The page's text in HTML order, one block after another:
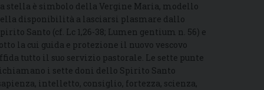
stella è simbolo della Vergine Maria, modello
disponibilità a lasciarsi plasmare dallo
Santo (cf. Lc 1,26-38; Lumen gentium n. 56) e
la cui guida e protezione il nuovo vescovo
tutto il suo servizio pastorale. Le sette punte
i sette doni dello Spirito Santo
intelletto, consiglio, fortezza, scienza,